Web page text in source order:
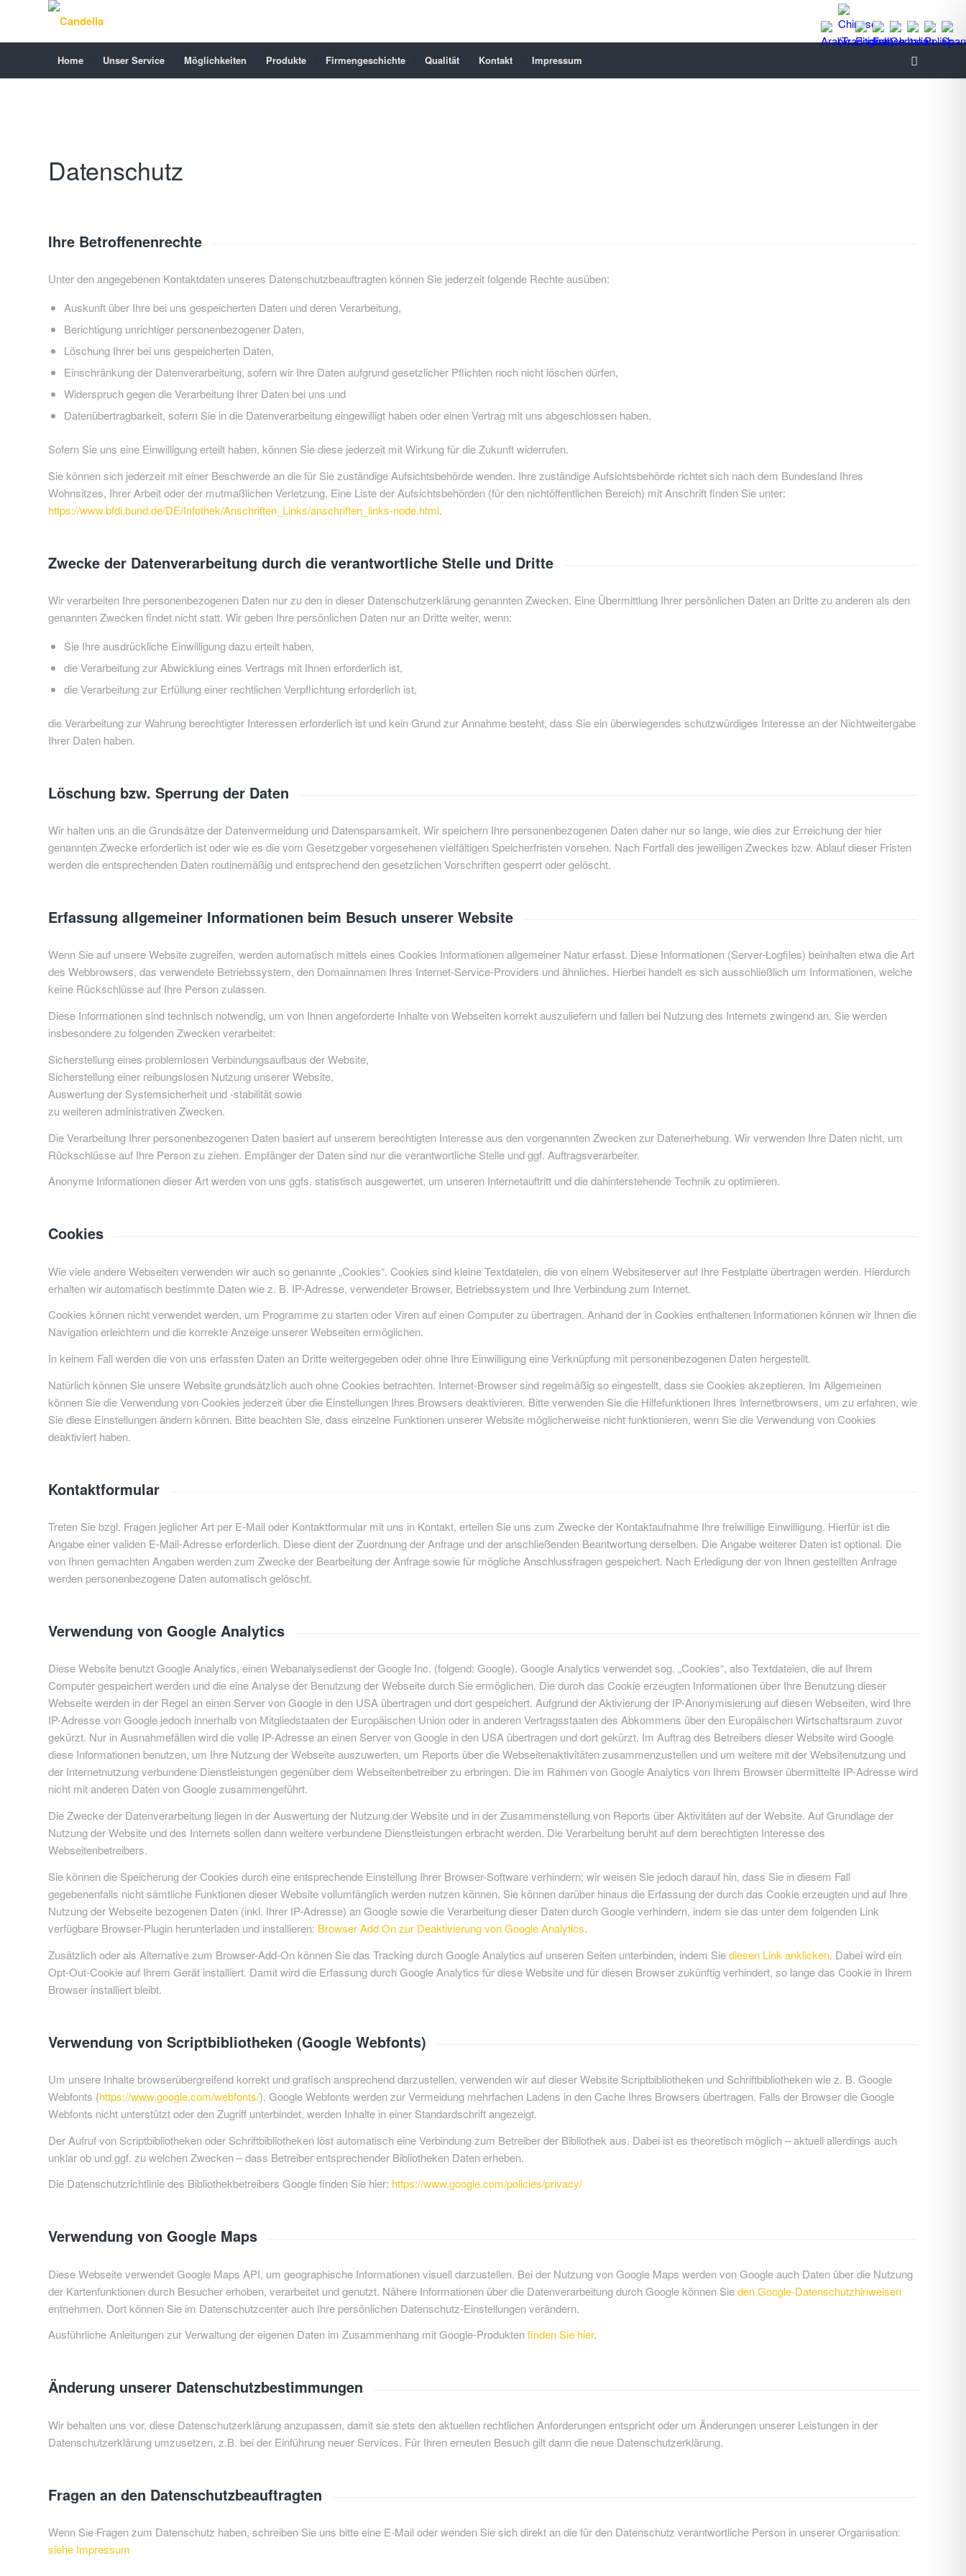
Home Unser Service Möglichkeiten Produkte Firmengeschichte Qualität Kontakt Impressum
Datenschutz
Ihre Betroffenenrechte
Unter den angegebenen Kontaktdaten unseres Datenschutzbeauftragten können Sie jederzeit folgende Rechte ausüben:
Auskunft über Ihre bei uns gespeicherten Daten und deren Verarbeitung,
Berichtigung unrichtiger personenbezogener Daten,
Löschung Ihrer bei uns gespeicherten Daten,
Einschränkung der Datenverarbeitung, sofern wir Ihre Daten aufgrund gesetzlicher Pflichten noch nicht löschen dürfen,
Widerspruch gegen die Verarbeitung Ihrer Daten bei uns und
Datenübertragbarkeit, sofern Sie in die Datenverarbeitung eingewilligt haben oder einen Vertrag mit uns abgeschlossen haben.
Sofern Sie uns eine Einwilligung erteilt haben, können Sie diese jederzeit mit Wirkung für die Zukunft widerrufen.
Sie können sich jederzeit mit einer Beschwerde an die für Sie zuständige Aufsichtsbehörde wenden. Ihre zuständige Aufsichtsbehörde richtet sich nach dem Bundesland Ihres
Wohnsitzes, Ihrer Arbeit oder der mutmaßlichen Verletzung. Eine Liste der Aufsichtsbehörden (für den nichtöffentlichen Bereich) mit Anschrift finden Sie unter:
https://www.bfdi.bund.de/DE/Infothek/Anschriften_Links/anschriften_links-node.html.
Zwecke der Datenverarbeitung durch die verantwortliche Stelle und Dritte
Wir verarbeiten Ihre personenbezogenen Daten nur zu den in dieser Datenschutzerklärung genannten Zwecken. Eine Übermittlung Ihrer persönlichen Daten an Dritte zu anderen als den
genannten Zwecken findet nicht statt. Wir geben Ihre persönlichen Daten nur an Dritte weiter, wenn:
Sie Ihre ausdrückliche Einwilligung dazu erteilt haben,
die Verarbeitung zur Abwicklung eines Vertrags mit Ihnen erforderlich ist,
die Verarbeitung zur Erfüllung einer rechtlichen Verpflichtung erforderlich ist,
die Verarbeitung zur Wahrung berechtigter Interessen erforderlich ist und kein Grund zur Annahme besteht, dass Sie ein überwiegendes schutzwürdiges Interesse an der Nichtweitergabe
Ihrer Daten haben.
Löschung bzw. Sperrung der Daten
Wir halten uns an die Grundsätze der Datenvermeidung und Datensparsamkeit. Wir speichern Ihre personenbezogenen Daten daher nur so lange, wie dies zur Erreichung der hier
genannten Zwecke erforderlich ist oder wie es die vom Gesetzgeber vorgesehenen vielfältigen Speicherfristen vorsehen. Nach Fortfall des jeweiligen Zweckes bzw. Ablauf dieser Fristen
werden die entsprechenden Daten routinemäßig und entsprechend den gesetzlichen Vorschriften gesperrt oder gelöscht.
Erfassung allgemeiner Informationen beim Besuch unserer Website
Wenn Sie auf unsere Website zugreifen, werden automatisch mittels eines Cookies Informationen allgemeiner Natur erfasst. Diese Informationen (Server-Logfiles) beinhalten etwa die Art
des Webbrowsers, das verwendete Betriebssystem, den Domainnamen Ihres Internet-Service-Providers und ähnliches. Hierbei handelt es sich ausschließlich um Informationen, welche
keine Rückschlüsse auf Ihre Person zulassen.
Diese Informationen sind technisch notwendig, um von Ihnen angeforderte Inhalte von Webseiten korrekt auszuliefern und fallen bei Nutzung des Internets zwingend an. Sie werden
insbesondere zu folgenden Zwecken verarbeitet:
Sicherstellung eines problemlosen Verbindungsaufbaus der Website,
Sicherstellung einer reibungslosen Nutzung unserer Website,
Auswertung der Systemsicherheit und -stabilität sowie
zu weiteren administrativen Zwecken.
Die Verarbeitung Ihrer personenbezogenen Daten basiert auf unserem berechtigten Interesse aus den vorgenannten Zwecken zur Datenerhebung. Wir verwenden Ihre Daten nicht, um
Rückschlüsse auf Ihre Person zu ziehen. Empfänger der Daten sind nur die verantwortliche Stelle und ggf. Auftragsverarbeiter.
Anonyme Informationen dieser Art werden von uns ggfs. statistisch ausgewertet, um unseren Internetauftritt und die dahinterstehende Technik zu optimieren.
Cookies
Wie viele andere Webseiten verwenden wir auch so genannte „Cookies“. Cookies sind kleine Textdateien, die von einem Websiteserver auf Ihre Festplatte übertragen werden. Hierdurch
erhalten wir automatisch bestimmte Daten wie z. B. IP-Adresse, verwendeter Browser, Betriebssystem und Ihre Verbindung zum Internet.
Cookies können nicht verwendet werden, um Programme zu starten oder Viren auf einen Computer zu übertragen. Anhand der in Cookies enthaltenen Informationen können wir Ihnen die
Navigation erleichtern und die korrekte Anzeige unserer Webseiten ermöglichen.
In keinem Fall werden die von uns erfassten Daten an Dritte weitergegeben oder ohne Ihre Einwilligung eine Verknüpfung mit personenbezogenen Daten hergestellt.
Natürlich können Sie unsere Website grundsätzlich auch ohne Cookies betrachten. Internet-Browser sind regelmäßig so eingestellt, dass sie Cookies akzeptieren. Im Allgemeinen
können Sie die Verwendung von Cookies jederzeit über die Einstellungen Ihres Browsers deaktivieren. Bitte verwenden Sie die Hilfefunktionen Ihres Internetbrowsers, um zu erfahren, wie
Sie diese Einstellungen ändern können. Bitte beachten Sie, dass einzelne Funktionen unserer Website möglicherweise nicht funktionieren, wenn Sie die Verwendung von Cookies
deaktiviert haben.
Kontaktformular
Treten Sie bzgl. Fragen jeglicher Art per E-Mail oder Kontaktformular mit uns in Kontakt, erteilen Sie uns zum Zwecke der Kontaktaufnahme Ihre freiwillige Einwilligung. Hierfür ist die
Angabe einer validen E-Mail-Adresse erforderlich. Diese dient der Zuordnung der Anfrage und der anschließenden Beantwortung derselben. Die Angabe weiterer Daten ist optional. Die
von Ihnen gemachten Angaben werden zum Zwecke der Bearbeitung der Anfrage sowie für mögliche Anschlussfragen gespeichert. Nach Erledigung der von Ihnen gestellten Anfrage
werden personenbezogene Daten automatisch gelöscht.
Verwendung von Google Analytics
Diese Website benutzt Google Analytics, einen Webanalysedienst der Google Inc. (folgend: Google). Google Analytics verwendet sog. „Cookies“, also Textdateien, die auf Ihrem
Computer gespeichert werden und die eine Analyse der Benutzung der Webseite durch Sie ermöglichen. Die durch das Cookie erzeugten Informationen über Ihre Benutzung dieser
Webseite werden in der Regel an einen Server von Google in den USA übertragen und dort gespeichert. Aufgrund der Aktivierung der IP-Anonymisierung auf diesen Webseiten, wird Ihre
IP-Adresse von Google jedoch innerhalb von Mitgliedstaaten der Europäischen Union oder in anderen Vertragsstaaten des Abkommens über den Europäischen Wirtschaftsraum zuvor
gekürzt. Nur in Ausnahmefällen wird die volle IP-Adresse an einen Server von Google in den USA übertragen und dort gekürzt. Im Auftrag des Betreibers dieser Website wird Google
diese Informationen benutzen, um Ihre Nutzung der Webseite auszuwerten, um Reports über die Webseitenaktivitäten zusammenzustellen und um weitere mit der Websitenutzung und
der Internetnutzung verbundene Dienstleistungen gegenüber dem Webseitenbetreiber zu erbringen. Die im Rahmen von Google Analytics von Ihrem Browser übermittelte IP-Adresse wird
nicht mit anderen Daten von Google zusammengeführt.
Die Zwecke der Datenverarbeitung liegen in der Auswertung der Nutzung der Website und in der Zusammenstellung von Reports über Aktivitäten auf der Website. Auf Grundlage der
Nutzung der Website und des Internets sollen dann weitere verbundene Dienstleistungen erbracht werden. Die Verarbeitung beruht auf dem berechtigten Interesse des
Webseitenbetreibers.
Sie können die Speicherung der Cookies durch eine entsprechende Einstellung Ihrer Browser-Software verhindern; wir weisen Sie jedoch darauf hin, dass Sie in diesem Fall
gegebenenfalls nicht sämtliche Funktionen dieser Website vollumfänglich werden nutzen können. Sie können darüber hinaus die Erfassung der durch das Cookie erzeugten und auf Ihre
Nutzung der Webseite bezogenen Daten (inkl. Ihrer IP-Adresse) an Google sowie die Verarbeitung dieser Daten durch Google verhindern, indem sie das unter dem folgenden Link
verfügbare Browser-Plugin herunterladen und installieren: Browser Add On zur Deaktivierung von Google Analytics.
Zusätzlich oder als Alternative zum Browser-Add-On können Sie das Tracking durch Google Analytics auf unseren Seiten unterbinden, indem Siediesen Link anklicken. Dabei wird ein
Opt-Out-Cookie auf Ihrem Gerät installiert. Damit wird die Erfassung durch Google Analytics für diese Website und für diesen Browser zukünftig verhindert, so lange das Cookie in Ihrem
Browser installiert bleibt.
Verwendung von Scriptbibliotheken (Google Webfonts)
Um unsere Inhalte browserübergreifend korrekt und grafisch ansprechend darzustellen, verwenden wir auf dieser Website Scriptbibliotheken und Schriftbibliotheken wie z. B. Google
Webfonts (https://www.google.com/webfonts/). Google Webfonts werden zur Vermeidung mehrfachen Ladens in den Cache Ihres Browsers übertragen. Falls der Browser die Google
Webfonts nicht unterstützt oder den Zugriff unterbindet, werden Inhalte in einer Standardschrift angezeigt.
Der Aufruf von Scriptbibliotheken oder Schriftbibliotheken löst automatisch eine Verbindung zum Betreiber der Bibliothek aus. Dabei ist es theoretisch möglich – aktuell allerdings auch
unklar ob und ggf. zu welchen Zwecken – dass Betreiber entsprechender Bibliotheken Daten erheben.
Die Datenschutzrichtlinie des Bibliothekbetreibers Google finden Sie hier: https://www.google.com/policies/privacy/
Verwendung von Google Maps
Diese Webseite verwendet Google Maps API, um geographische Informationen visuell darzustellen. Bei der Nutzung von Google Maps werden von Google auch Daten über die Nutzung
der Kartenfunktionen durch Besucher erhoben, verarbeitet und genutzt. Nähere Informationen über die Datenverarbeitung durch Google können Sieden Google-Datenschutzhinweisen
entnehmen. Dort können Sie im Datenschutzcenter auch Ihre persönlichen Datenschutz-Einstellungen verändern.
Ausführliche Anleitungen zur Verwaltung der eigenen Daten im Zusammenhang mit Google-Produktenfinden Sie hier.
Änderung unserer Datenschutzbestimmungen
Wir behalten uns vor, diese Datenschutzerklärung anzupassen, damit sie stets den aktuellen rechtlichen Anforderungen entspricht oder um Änderungen unserer Leistungen in der
Datenschutzerklärung umzusetzen, z.B. bei der Einführung neuer Services. Für Ihren erneuten Besuch gilt dann die neue Datenschutzerklärung.
Fragen an den Datenschutzbeauftragten
Wenn Sie Fragen zum Datenschutz haben, schreiben Sie uns bitte eine E-Mail oder wenden Sie sich direkt an die für den Datenschutz verantwortliche Person in unserer Organisation:
siehe Impressum